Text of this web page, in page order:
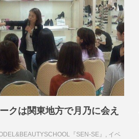
クは関東地方で月乃に会え
『SEN-SE』 , イベ